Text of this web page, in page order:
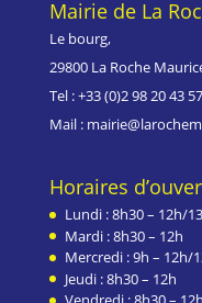
Mairie de La
Le bourg,
29800 La Roche
Tel : +33 (0)2 98 20 43 57
Mail :
Horaires
Lundi : 8h30 – 12h/
Mardi : 8h30 – 12h
Mercredi : 9h – 12h/
Jeudi : 8h30 – 12h